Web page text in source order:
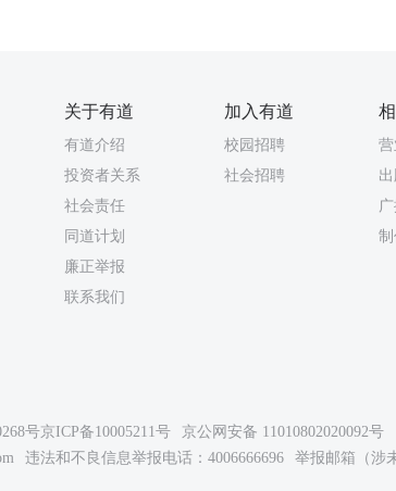
关于有道
有道介绍
投资者关系
社会责任
同道计划
廉正举报
联系我们
加入有道
校园招聘
社会招聘
号京ICP备10005211号
京公网安备 11010802020092号
违法和不良信息举报电话：4006666696 举报邮箱（涉